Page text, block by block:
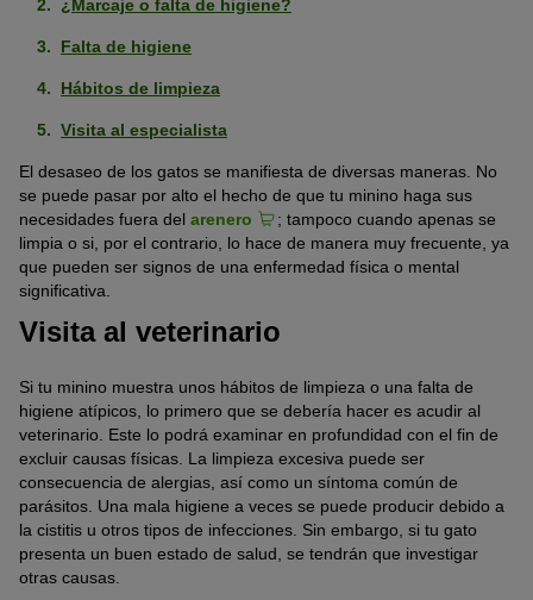
¿Marcaje o falta de higiene?
Falta de higiene
Hábitos de limpieza
Visita al especialista
El desaseo de los gatos se manifiesta de diversas maneras. No
se puede pasar por alto el hecho de que tu minino haga sus
necesidades fuera del arenero
; tampoco cuando apenas se
limpia o si, por el contrario, lo hace de manera muy frecuente, ya
que pueden ser signos de una enfermedad física o mental
significativa.
Visita al veterinario
Si tu minino muestra unos hábitos de limpieza o una falta de
higiene atípicos, lo primero que se debería hacer es acudir al
veterinario. Este lo podrá examinar en profundidad con el fin de
excluir causas físicas. La limpieza excesiva puede ser
consecuencia de alergias, así como un síntoma común de
parásitos. Una mala higiene a veces se puede producir debido a
la cistitis u otros tipos de infecciones. Sin embargo, si tu gato
presenta un buen estado de salud, se tendrán que investigar
otras causas.